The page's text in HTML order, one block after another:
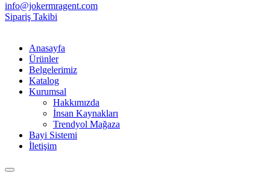
info@jokermragent.com
Sipariş Takibi
Anasayfa
Ürünler
Belgelerimiz
Katalog
Kurumsal
Hakkımızda
İnsan Kaynakları
Trendyol Mağaza
Bayi Sistemi
İletişim